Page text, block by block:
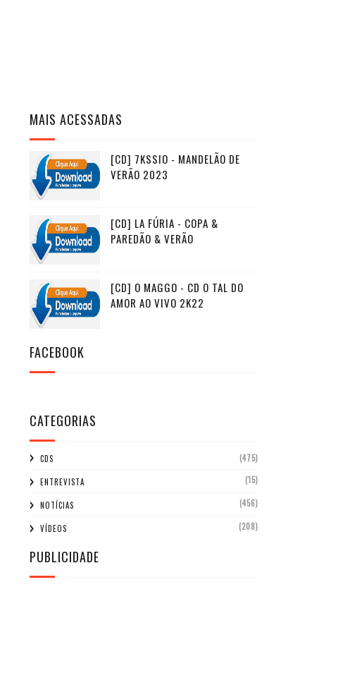
MAIS ACESSADAS
[CD] 7KSSIO - MANDELÃO DE
VERÃO 2023
[CD] LA FÚRIA - COPA &
PAREDÃO & VERÃO
[CD] O MAGGO - CD O TAL DO
AMOR AO VIVO 2K22
FACEBOOK
CATEGORIAS
CDS (475)
ENTREVISTA (15)
NOTÍCIAS (456)
VÍDEOS (208)
PUBLICIDADE